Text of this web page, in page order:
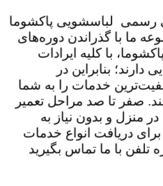
رسمی لباسشویی پاکشوما
ما با گذراندن دوره‌های
با کلیه ایرادات
دارند؛ بنابراین در
خدمات را به شما
صفر تا صد مراحل تعمیر
منزل و بدون نیاز به
دریافت انواع خدمات
تلفن با ما تماس بگیرید